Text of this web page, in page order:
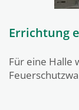
Errichtung
Für eine Halle